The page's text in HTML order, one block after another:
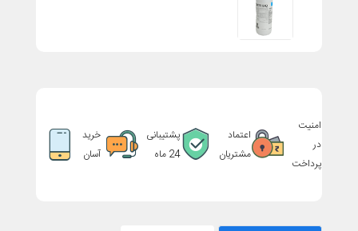
امنیت
در
پرداخت
اعتماد
مشتریان
پشتیبانی
24 ماه
خرید
آسان